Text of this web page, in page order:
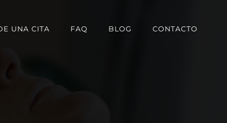
UNA CITA FAQ BLOG CONTACTO